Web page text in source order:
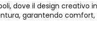
dove il design creativo
garantendo